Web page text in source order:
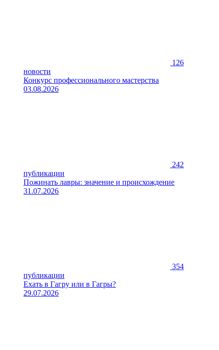
126
новости
Конкурс профессионального мастерства
03.08.2026
242
публикации
Пожинать лавры: значение и происхождение
31.07.2026
354
публикации
Ехать в Гагру или в Гагры?
29.07.2026